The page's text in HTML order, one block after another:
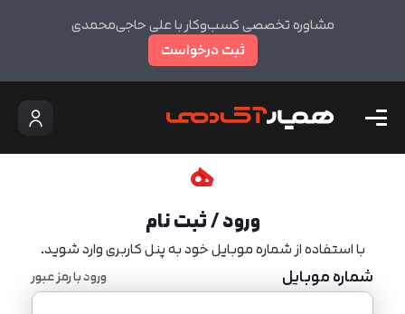
مشاوره تخصصی کسب‌وکار با علی حاجی‌محمدی
ثبت درخواست
ورود / ثبت نام
با استفاده از شماره موبایل خود به پنل کاربری وارد شوید.
شماره موبایل ورود با رمز عبور